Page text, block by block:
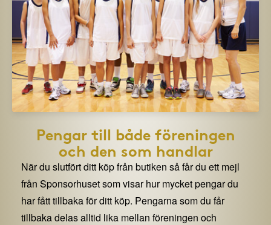
Pengar till både föreningen
och den som handlar
När du slutfört ditt köp från butiken så får du ett mejl
från Sponsorhuset som visar hur mycket pengar du
har fått tillbaka för ditt köp. Pengarna som du får
tillbaka delas alltid lika mellan föreningen och